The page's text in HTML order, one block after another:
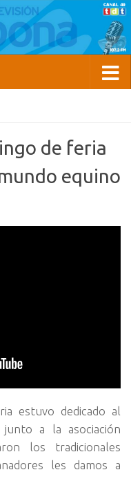
de feria
equino
estuvo dedicado al
junto a la asociación
los tradicionales
les damos a